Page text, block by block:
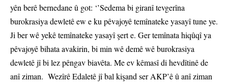
yên berê bernedane û got: ‘’Sedema bi giranî tevgerîna
burokrasiya dewletê ew e ku pêvajoyê temînateke yasayî tune ye.
Ji ber wê yekê temînateke yasayî şert e. Ger temînata hiqûqî ya
pêvajoyê bihata avakirin, bi min wê demê wê burokrasiya
dewletê jî bi lez pêngav biavêta. Me ev kêmasî di hevdîtinê de
anî ziman. Wezîrê Edaletê jî bal kişand ser AKP’ê û anî ziman